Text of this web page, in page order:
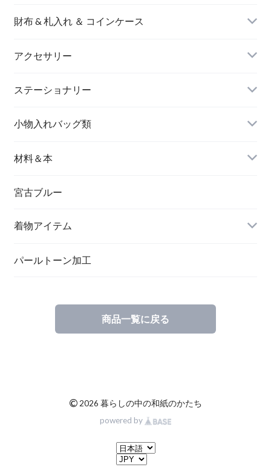
財布 & 札入れ ＆ コインケース
長財布
アクセサリー
イヤリング＆ピアス
バングル＆ブレスレット
ペンダント
ブローチ
ステーショナリー
名刺入れ
メッセージカード
一筆箋
小物入れバッグ類
バッグ
材料＆本
ハンドメイドキット
宮古ブルー
着物アイテム
パールトーン加工
商品一覧に戻る
© 2026 暮らしの中の和紙のかたち
powered by